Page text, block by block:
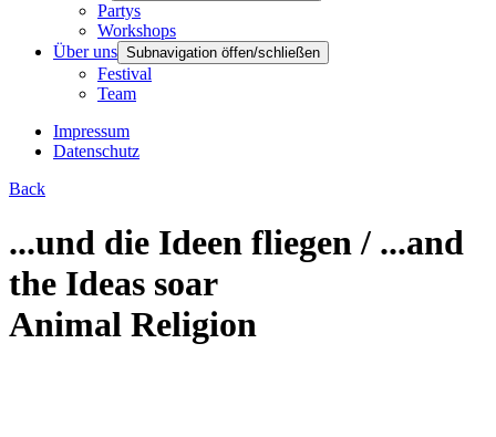
Partys
Workshops
Über uns Subnavigation öffen/schließen
Festival
Team
Impressum
Datenschutz
Back
...und die Ideen fliegen / ...and
the Ideas soar
Animal Religion